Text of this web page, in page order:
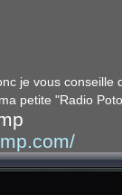
je vous conseille
petite "Radio